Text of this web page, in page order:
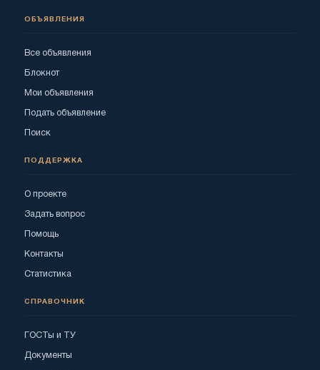
ОБЪЯВЛЕНИЯ
Все объявления
Блокнот
Мои объявления
Подать объявление
Поиск
ПОДДЕРЖКА
О проекте
Задать вопрос
Помощь
Контакты
Статистика
СПРАВОЧНИК
ГОСТы и ТУ
Документы